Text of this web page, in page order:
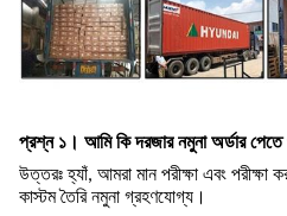
প্রশ্ন ১। আমি কি দরজার নমুনা অর্ডার পেতে
উত্তরঃ হ্যাঁ, আমরা মান পরীক্ষা এবং পরীক্ষা
কাস্টম তৈরি নমুনা গ্রহণযোগ্য।